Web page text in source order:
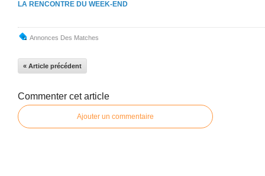
LA RENCONTRE DU WEEK-END
Annonces Des Matches
« Article précédent
Commenter cet article
Ajouter un commentaire